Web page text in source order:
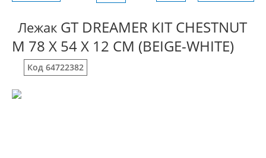
Лежак GT DREAMER KIT CHESTNUT
M 78 X 54 X 12 СМ (BEIGE-WHITE)
Код 64722382